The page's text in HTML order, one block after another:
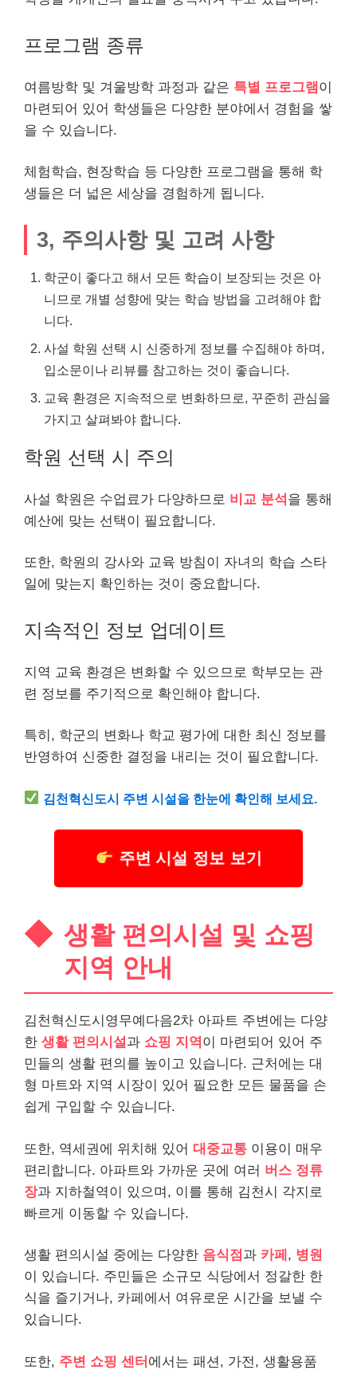
프로그램 종류
여름방학 및 겨울방학 과정과 같은 특별 프로그램 이
마련되어 있어 학생들은 다양한 분야에서 경험을 쌓
을 수 있습니다.
체험학습, 현장학습 등 다양한 프로그램을 통해 학
생들은 더 넓은 세상을 경험하게 됩니다.
3, 주의사항 및 고려 사항
학군이 좋다고 해서 모든 학습이 보장되는 것은 아
니므로 개별 성향에 맞는 학습 방법을 고려해야 합
니다.
사설 학원 선택 시 신중하게 정보를 수집해야 하며,
입소문이나 리뷰를 참고하는 것이 좋습니다.
교육 환경은 지속적으로 변화하므로, 꾸준히 관심을
가지고 살펴봐야 합니다.
학원 선택 시 주의
사설 학원은 수업료가 다양하므로 비교 분석 을 통해
예산에 맞는 선택이 필요합니다.
또한, 학원의 강사와 교육 방침이 자녀의 학습 스타
일에 맞는지 확인하는 것이 중요합니다.
지속적인 정보 업데이트
지역 교육 환경은 변화할 수 있으므로 학부모는 관
련 정보를 주기적으로 확인해야 합니다.
특히, 학군의 변화나 학교 평가에 대한 최신 정보를
반영하여 신중한 결정을 내리는 것이 필요합니다.
김천혁신도시 주변 시설을 한눈에 확인해 보세요.
주변 시설 정보 보기
생활 편의시설 및 쇼핑
지역 안내
김천혁신도시영무예다음2차 아파트 주변에는 다양
한 생활 편의시설과 쇼핑 지역 이 마련되어 있어 주
민들의 생활 편의를 높이고 있습니다. 근처에는 대
형 마트와 지역 시장이 있어 필요한 모든 물품을 손
쉽게 구입할 수 있습니다.
또한, 역세권에 위치해 있어 대중교통 이용이 매우
편리합니다. 아파트와 가까운 곳에 여러 버스 정류
장과 지하철역이 있으며, 이를 통해 김천시 각지로
빠르게 이동할 수 있습니다.
생활 편의시설 중에는 다양한 음식점 과 카페 , 병원
이 있습니다. 주민들은 소규모 식당에서 정갈한 한
식을 즐기거나, 카페에서 여유로운 시간을 보낼 수
있습니다.
또한, 주변 쇼핑 센터 에서는 패션, 가전, 생활용품